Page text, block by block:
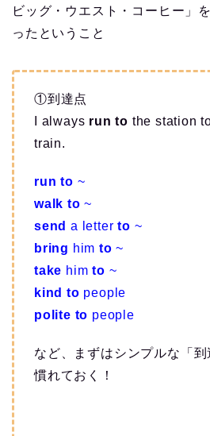
ビッグ・ウエスト・コーヒー」
ったということ
①到達点
I always run to the station
train.
run to ~
walk to ~
send a letterto ~
bring him to ~
take himto ~
kind to people
polite to people
など、まずはシンプルな「
慣れておく！